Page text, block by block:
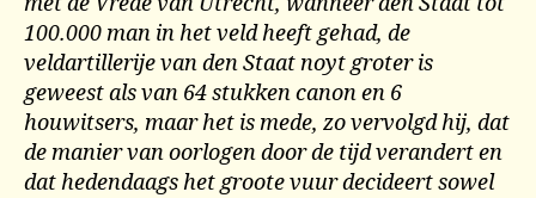
100.000 man in het veld heeft gehad, de
veldartillerije van den Staat noyt groter is
geweest als van 64 stukken canon en 6
houwitsers, maar het is mede, zo vervolgd hij, dat
de manier van oorlogen door de tijd verandert en
dat hedendaags het groote vuur decideert sowel